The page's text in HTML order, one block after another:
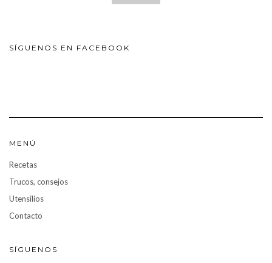
SÍGUENOS EN FACEBOOK
MENÚ
Recetas
Trucos, consejos
Utensilios
Contacto
SÍGUENOS